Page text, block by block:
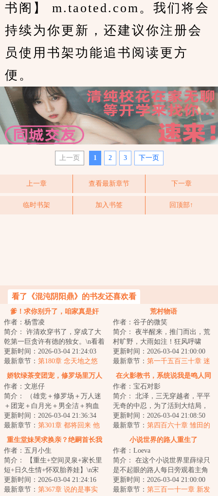
书阁】 m.taoted.com。我们将会
持续为你更新，还建议你注册会
员使用书架功能追书阅读更方
便。
上一页 1 2 3 下一页
上一章 查看最新章节 下一章
临时书架 加入书签 回顶部↑
看了《混沌阴阳鼎》的书友还喜欢看
爹！求你别升了，咱家真是奸
作者：杨雪凌
简介： 许清欢穿书了，穿成了大
乾第一巨贪许有德的独女。\n看着
满屋子的金银珠宝，她没有笑，
因...
更新时间：2026-03-04 21:24:03
最新章节： 第180章 念天地之悠
悠，独怆然而涕下
荒村物语
作者：谷子的微笑
简介： 夜半醒来，推门而出，荒
村旷野，大雨如注！狂风呼啸
中，忽然听见有人喊自己，四顾
一看，夜...
更新时间：2026-03-04 21:00:00
最新章节： 第一千五百三十章 迷
失在虚幻中的女人
娇软绿茶变团宠，修罗场里万人
作者：文崽仔
简介： （雄竞＋修罗场＋万人迷
＋团宠＋白月光＋男全洁＋狗血
＋玛丽苏女主不吃苦）\n\n（具
体...
更新时间：2026-03-04 21:36:34
最新章节： 第301章 都将回来 他
却要走
在火影教书，系统说我是鸣人同
学
作者：宝石对影
简介： 北泽，三无穿越者，平平
无奇的中忍，为了活到大结局，
苟在木叶忍者学校教书。
<...
更新时间：2026-03-04 21:08:50
最新章节： 第四百六十章 雏田的
踩背，井野的吻（二合一更）
重生堂妹哭求换亲？绝嗣首长我
嫁
作者：五月小生
简介： 【重生+空间灵泉+家长里
短+日久生情+怀双胎养娃】\n宋
思懿和宋思佳双双重生。
更新时间：2026-03-04 21:24:16
最新章节： 第367章 说的是事实
小说世界的路人重生了
作者：Loeva
简介： 在这个小说世界里薛绿只
是不起眼的路人每日旁观着主角
们的爱恨情仇有一天，世界崩溃
重来路...
更新时间：2026-03-04 21:00:00
最新章节： 第三百一十一章 新发